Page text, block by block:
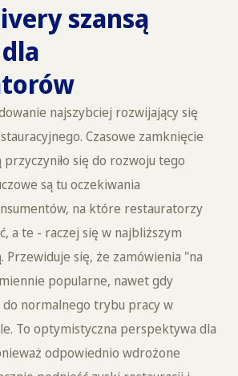
szansą
najszybciej rozwijający się
Czasowe zamknięcie
się do rozwoju tego
są tu oczekiwania
na które restauratorzy
a te - raczej się w najbliższym
Przewiduje się, że zamówienia "na
popularne, nawet gdy
normalnego trybu pracy w
To optymistyczna perspektywa dla
odpowiednio wdrożone